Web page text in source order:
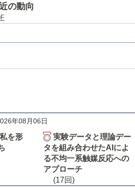
の動向
年08月06日
を形
実験データと理論デー
タを組み合わせたAIによ
る不均一系触媒反応への
アプローチ
(17回)